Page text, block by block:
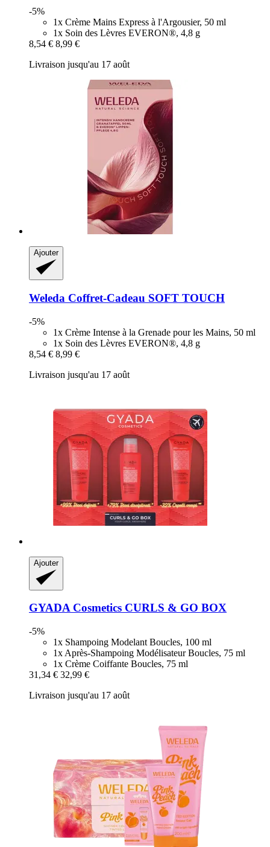
-5%
1x Crème Mains Express à l'Argousier, 50 ml
1x Soin des Lèvres EVERON®, 4,8 g
8,54 € 8,99 €
Livraison jusqu'au 17 août
Ajouter
Weleda Coffret-​Cadeau SOFT TOUCH
-5%
1x Crème Intense à la Grenade pour les Mains, 50 ml
1x Soin des Lèvres EVERON®, 4,8 g
8,54 € 8,99 €
Livraison jusqu'au 17 août
Ajouter
GYADA Cosmetics CURLS & GO BOX
-5%
1x Shampoing Modelant Boucles, 100 ml
1x Après-Shampoing Modélisateur Boucles, 75 ml
1x Crème Coiffante Boucles, 75 ml
31,34 € 32,99 €
Livraison jusqu'au 17 août